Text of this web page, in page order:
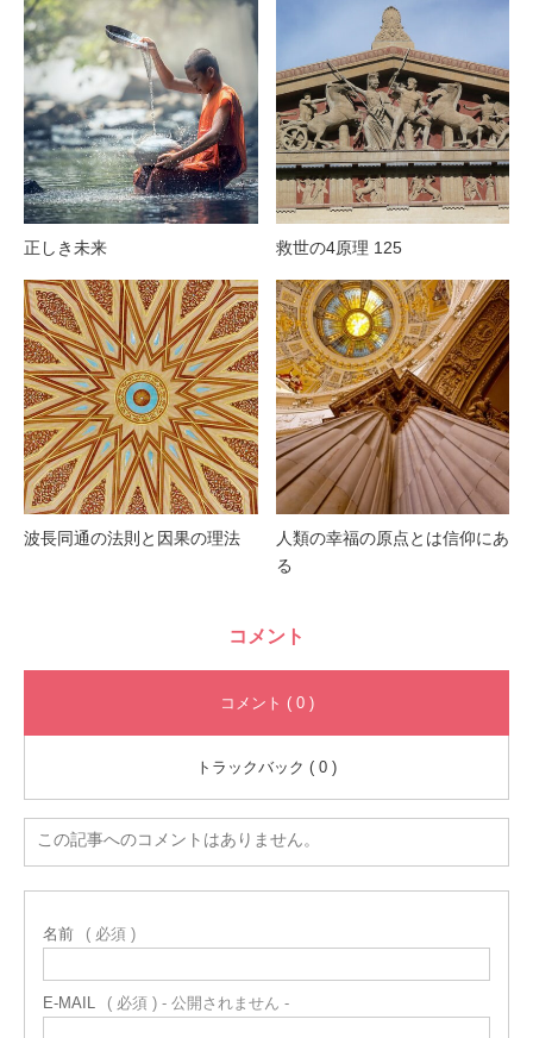
正しき未来 救世の4原理 125
波長同通の法則と因果の理法
人類の幸福の原点とは信仰にあ
る
コメント
コメント ( 0 )
トラックバック ( 0 )
この記事へのコメントはありません。
名前 ( 必須 )
E-MAIL ( 必須 ) - 公開されません -